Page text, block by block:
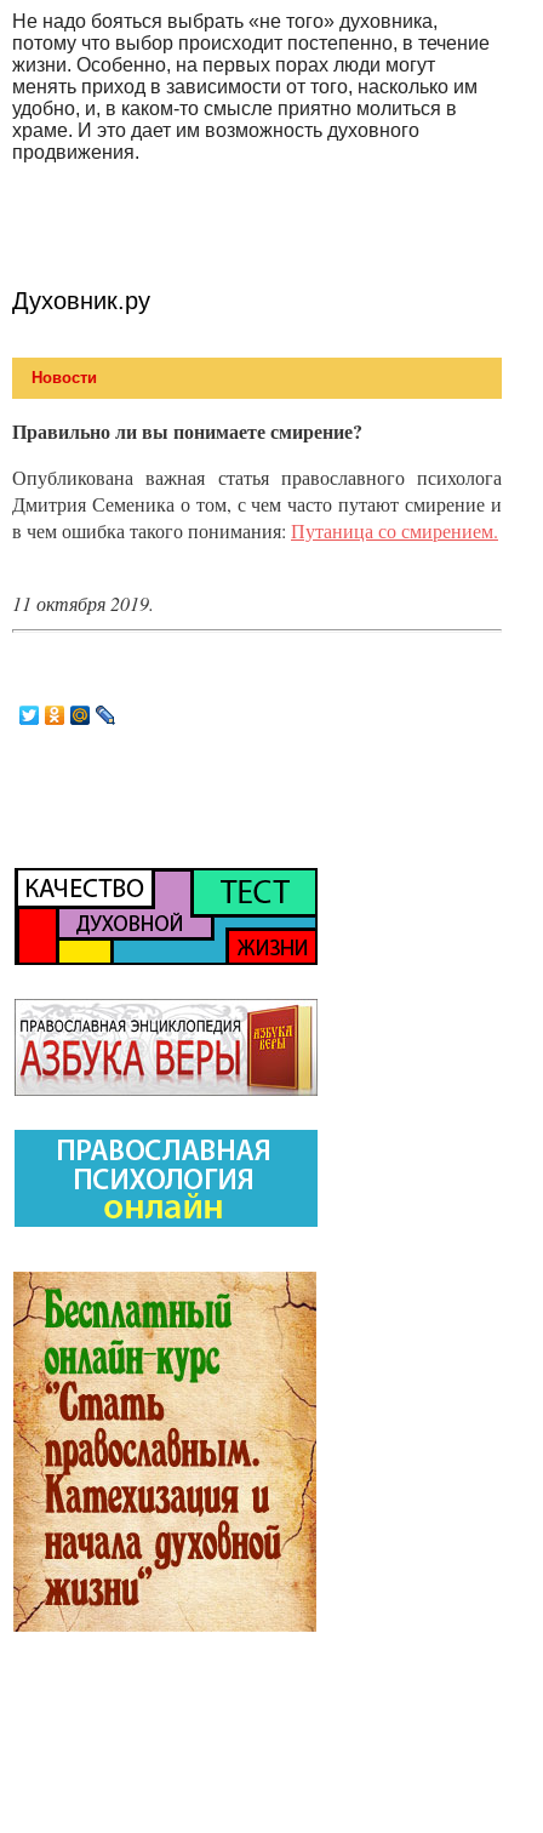
Духовник.ру
Новости
Правильно ли вы понимаете смирение?
Опубликована важная статья православного психолога
Дмитрия Семеника о том, с чем часто путают смирение и
в чем ошибка такого понимания: Путаница со смирением.
11 октября 2019.
Не надо бояться выбрать «не того» духовника,
потому что выбор происходит постепенно, в течение
жизни. Особенно, на первых порах люди могут
менять приход в зависимости от того, насколько им
удобно, и, в каком-то смысле приятно молиться в
храме. И это дает им возможность духовного
продвижения.